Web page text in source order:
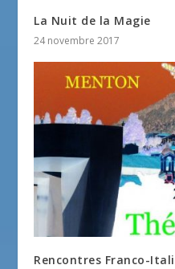
La Nuit de la Magie
24 novembre 2017
Rencontres Franco-